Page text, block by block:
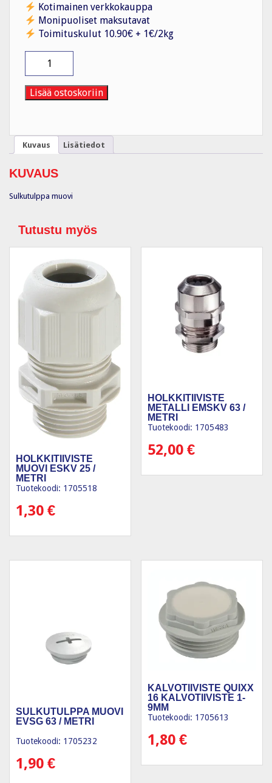
Kotimainen verkkokauppa
Monipuoliset maksutavat
Toimituskulut 10.90€ + 1€/2kg
muovi
VSG
29
/
Lisää ostoskoriin
Kuvaus Lisätiedot
KUVAUS
Sulkutulppa muovi
Tutustu myös
HOLKKITIIVISTE
MUOVI ESKV 25 /
METRI
Tuotekoodi: 1705518
1,30 €
HOLKKITIIVISTE
METALLI EMSKV 63 /
METRI
Tuotekoodi: 1705483
52,00€
SULKUTULPPA MUOVI
EVSG 63 / METRI
Tuotekoodi: 1705232
1,90 €
KALVOTIIVISTE QUIXX
16 KALVOTIIVISTE 1-
9MM
Tuotekoodi: 1705613
1,80€